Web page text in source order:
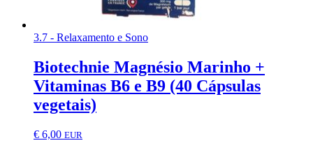
3.7 - Relaxamento e Sono
Biotechnie Magnésio Marinho +
Vitaminas B6 e B9 (40 Cápsulas
vegetais)
€ 6,00 EUR